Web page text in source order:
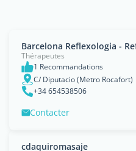
Barcelona Reflexologia -
Thérapeutes
1 Recommandations
C/ Diputacio (Metro Rocafort)
+34 654538506
Contacter
cdaquiromasaje